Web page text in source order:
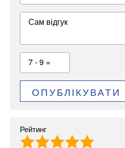
Сам відгук
7 - 9 =
ОПУБЛІКУВАТИ
Рейтинг